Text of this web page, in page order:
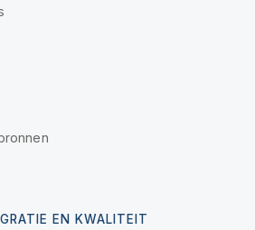
EN KWALITEIT